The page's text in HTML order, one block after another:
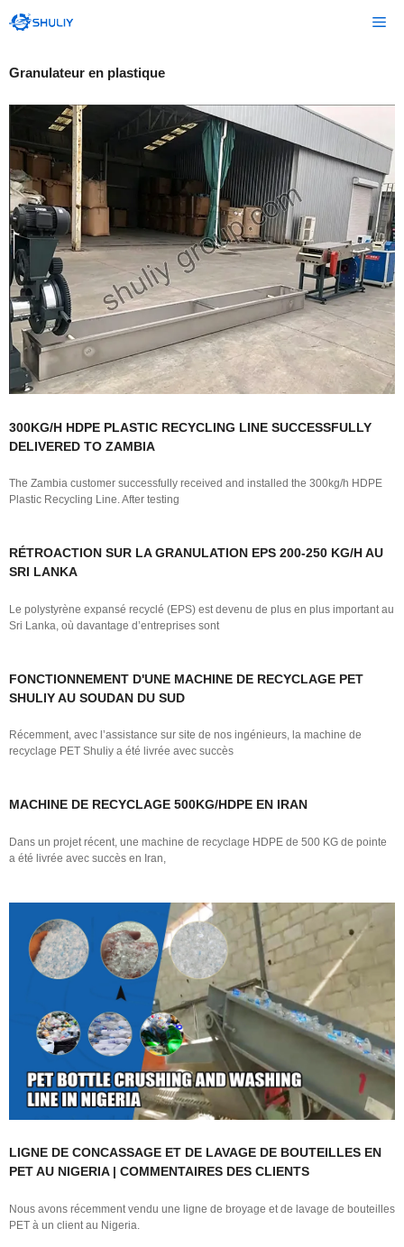
au
Granulateur en plastique
300KG/H HDPE PLASTIC RECYCLING LINE SUCCESSFULLY
DELIVERED TO ZAMBIA
The Zambia customer successfully received and installed the 300kg/h HDPE
Plastic Recycling Line. After testing
RÉTROACTION SUR LA GRANULATION EPS 200-250 KG/H AU
SRI LANKA
Le polystyrène expansé recyclé (EPS) est devenu de plus en plus important au
Sri Lanka, où davantage d’entreprises sont
FONCTIONNEMENT D'UNE MACHINE DE RECYCLAGE PET
SHULIY AU SOUDAN DU SUD
Récemment, avec l’assistance sur site de nos ingénieurs, la machine de
recyclage PET Shuliy a été livrée avec succès
MACHINE DE RECYCLAGE 500KG/HDPE EN IRAN
Dans un projet récent, une machine de recyclage HDPE de 500 KG de pointe
a été livrée avec succès en Iran,
LIGNE DE CONCASSAGE ET DE LAVAGE DE BOUTEILLES EN
PET AU NIGERIA | COMMENTAIRES DES CLIENTS
Nous avons récemment vendu une ligne de broyage et de lavage de bouteilles
PET à un client au Nigeria.